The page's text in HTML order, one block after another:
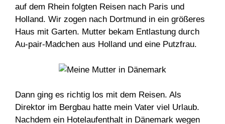
auf dem Rhein folgten Reisen nach Paris und
Holland. Wir zogen nach Dortmund in ein größeres
Haus mit Garten. Mutter bekam Entlastung durch
Au-pair-Madchen aus Holland und eine Putzfrau.
Dann ging es richtig los mit dem Reisen. Als
Direktor im Bergbau hatte mein Vater viel Urlaub.
Nachdem ein Hotelaufenthalt in Dänemark wegen